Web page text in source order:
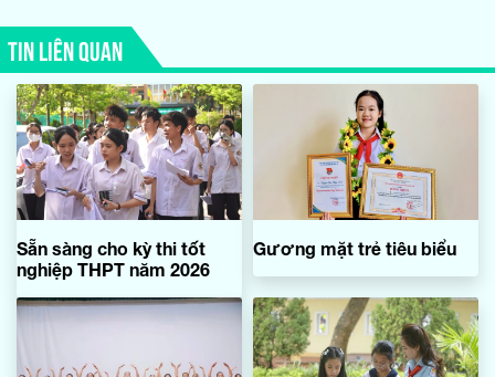
TIN LIÊN QUAN
Sẵn sàng cho kỳ thi tốt
nghiệp THPT năm 2026
Gương mặt trẻ tiêu biểu